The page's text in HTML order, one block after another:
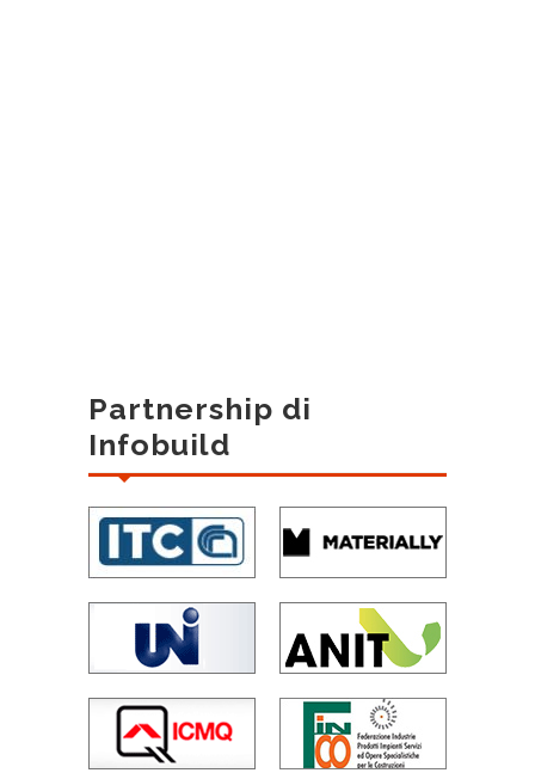
Partnership di
Infobuild